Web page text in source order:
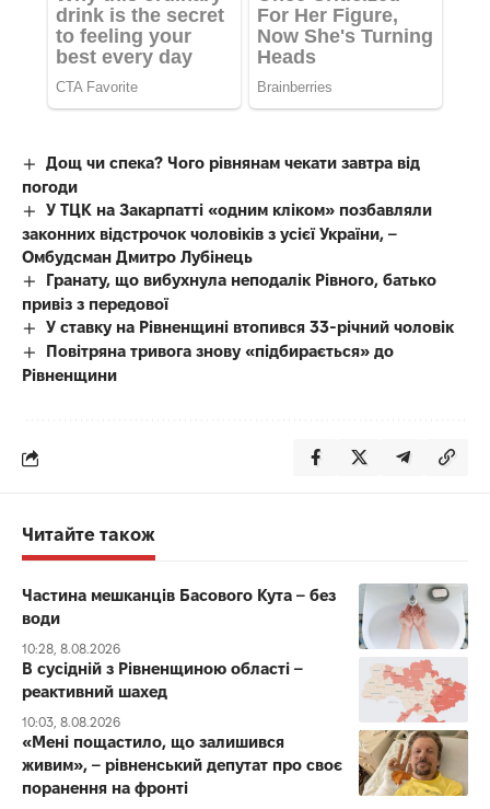
Дощ чи спека? Чого рівнянам чекати завтра від
погоди
У ТЦК на Закарпатті «одним кліком» позбавляли
законних відстрочок чоловіків з усієї України, –
Омбудсман Дмитро Лубінець
Гранату, що вибухнула неподалік Рівного, батько
привіз з передової
У ставку на Рівненщині втопився 33-річний чоловік
Повітряна тривога знову «підбирається» до
Рівненщини
Читайте також
Частина мешканців Басового Кута – без
води
10:28, 8.08.2026
В сусідній з Рівненщиною області –
реактивний шахед
10:03, 8.08.2026
«Мені пощастило, що залишився
живим», – рівненський депутат про своє
поранення на фронті